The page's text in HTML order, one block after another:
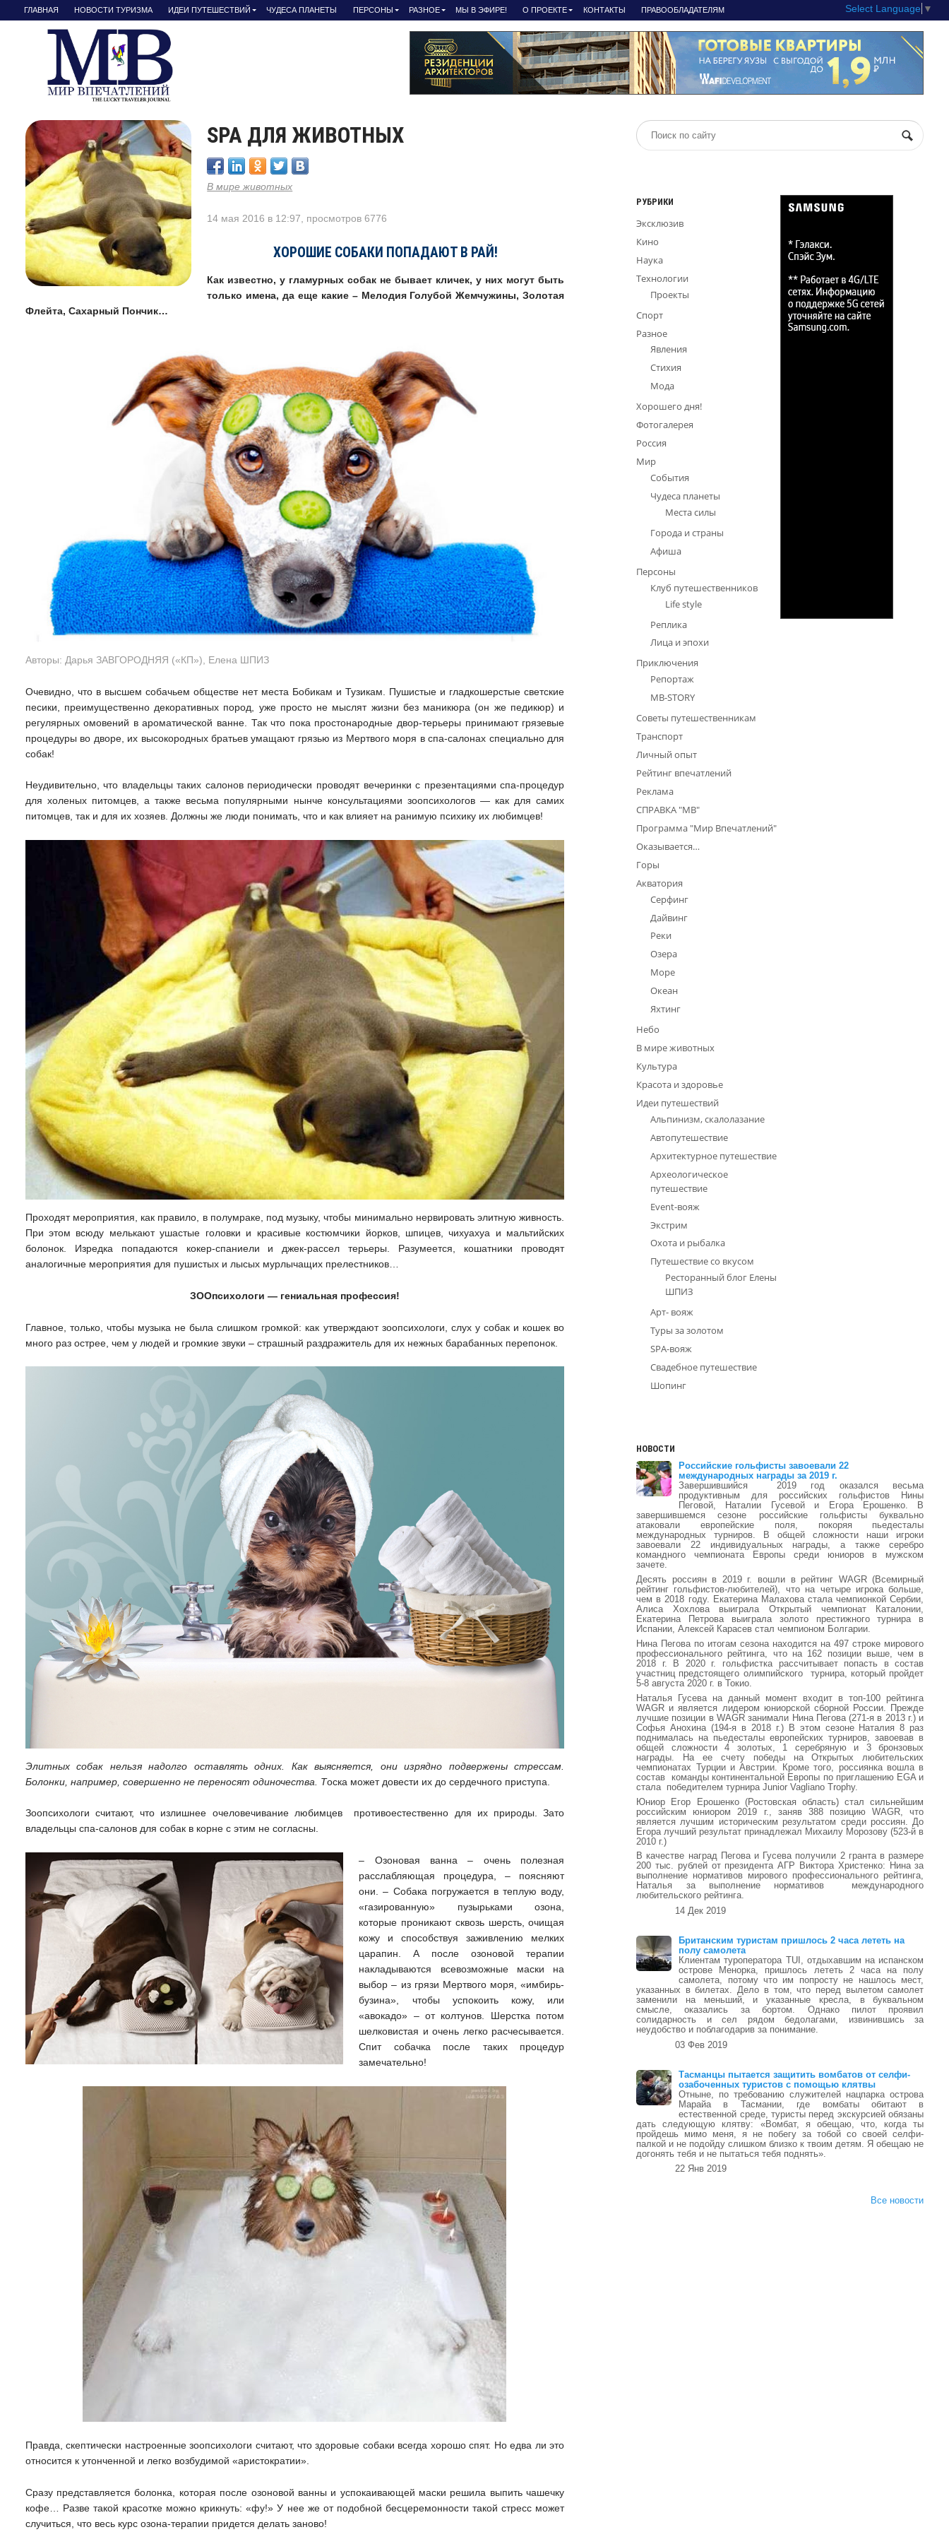
ГЛАВНАЯ НОВОСТИ ТУРИЗМА ИДЕИ ПУТЕШЕСТВИЙ ЧУДЕСА ПЛАНЕТЫ ПЕРСОНЫ РАЗНОЕ МЫ В ЭФИРЕ! О ПРОЕКТЕ КОНТАКТЫ ПРАВООБЛАДАТЕЛЯМ Select Language ▼
SPA ДЛЯ ЖИВОТНЫХ
В мире животных
14 мая 2016 в 12:97, просмотров 6776
ХОРОШИЕ СОБАКИ ПОПАДАЮТ В РАЙ!
Как известно, у гламурных собак не бывает кличек, у них могут быть
только имена, да еще какие – Мелодия Голубой Жемчужины, Золотая
Флейта, Сахарный Пончик…
Авторы: Дарья ЗАВГОРОДНЯЯ («КП»), Елена ШПИЗ
Очевидно, что в высшем собачьем обществе нет места Бобикам и Тузикам. Пушистые и гладкошерстые светские
песики, преимущественно декоративных пород, уже просто не мыслят жизни без маникюра (он же педикюр) и
регулярных омовений в ароматической ванне. Так что пока простонародные двор-терьеры принимают грязевые
процедуры во дворе, их высокородных братьев умащают грязью из Мертвого моря в спа-салонах специально для
собак!
Неудивительно, что владельцы таких салонов периодически проводят вечеринки с презентациями спа-процедур
для холеных питомцев, а также весьма популярными нынче консультациями зоопсихологов — как для самих
питомцев, так и для их хозяев. Должны же люди понимать, что и как влияет на ранимую психику их любимцев!
Проходят мероприятия, как правило, в полумраке, под музыку, чтобы минимально нервировать элитную живность.
При этом всюду мелькают ушастые головки и красивые костюмчики йорков, шпицев, чихуахуа и мальтийских
болонок. Изредка попадаются кокер-спаниели и джек-рассел терьеры. Разумеется, кошатники проводят
аналогичные мероприятия для пушистых и лысых мурлычащих прелестников…
ЗООпсихологи — гениальная профессия!
Главное, только, чтобы музыка не была слишком громкой: как утверждают зоопсихологи, слух у собак и кошек во
много раз острее, чем у людей и громкие звуки – страшный раздражитель для их нежных барабанных перепонок.
Элитных собак нельзя надолго оставлять одних. Как выясняется, они изрядно подвержены стрессам.
Болонки, например, совершенно не переносят одиночества. Тоска может довести их до сердечного приступа.
Зоопсихологи считают, что излишнее очеловечивание любимцев противоестественно для их природы. Зато
владельцы спа-салонов для собак в корне с этим не согласны.
– Озоновая ванна – очень полезная
расслабляющая процедура, – поясняют
они. – Собака погружается в теплую воду,
«газированную» пузырьками озона,
которые проникают сквозь шерсть, очищая
кожу и способствуя заживлению мелких
царапин. А после озоновой терапии
накладываются всевозможные маски на
выбор – из грязи Мертвого моря, «имбирь-
бузина», чтобы успокоить кожу, или
«авокадо» – от колтунов. Шерстка потом
шелковистая и очень легко расчесывается.
Спит собачка после таких процедур
замечательно!
Правда, скептически настроенные зоопсихологи считают, что здоровые собаки всегда хорошо спят. Но едва ли это
относится к утонченной и легко возбудимой «аристократии».
Сразу представляется болонка, которая после озоновой ванны и успокаивающей маски решила выпить чашечку
кофе… Разве такой красотке можно крикнуть: «фу!» У нее же от подобной бесцеремонности такой стресс может
случиться, что весь курс озона-терапии придется делать заново!
РУБРИКИ
Эксклюзив
Кино
Наука
Технологии
Проекты
Спорт
Разное
Явления
Стихия
Мода
Хорошего дня!
Фотогалерея
Россия
Мир
События
Чудеса планеты
Места силы
Города и страны
Афиша
Персоны
Клуб путешественников
Life style
Реплика
Лица и эпохи
Приключения
Репортаж
МВ-STORY
Советы путешественникам
Транспорт
Личный опыт
Рейтинг впечатлений
Реклама
СПРАВКА "МВ"
Программа "Мир Впечатлений"
Оказывается…
Горы
Акватория
Серфинг
Дайвинг
Реки
Озера
Море
Океан
Яхтинг
Небо
В мире животных
Культура
Красота и здоровье
Идеи путешествий
Альпинизм, скалолазание
Автопутешествие
Архитектурное путешествие
Археологическое
путешествие
Event-вояж
Экстрим
Охота и рыбалка
Путешествие со вкусом
Ресторанный блог Елены
ШПИЗ
Арт- вояж
Туры за золотом
SPA-вояж
Свадебное путешествие
Шопинг
НОВОСТИ
Российские гольфисты завоевали 22
международных награды за 2019 г.
Завершившийся 2019 год оказался весьма
продуктивным для российских гольфистов Нины
Пеговой, Наталии Гусевой и Егора Ерошенко. В
завершившемся сезоне российские гольфисты буквально
атаковали европейские поля, покоряя пьедесталы
международных турниров. В общей сложности наши игроки
завоевали 22 индивидуальных награды, а также серебро
командного чемпионата Европы среди юниоров в мужском
зачете.
Десять россиян в 2019 г. вошли в рейтинг WAGR (Всемирный
рейтинг гольфистов-любителей), что на четыре игрока больше,
чем в 2018 году. Екатерина Малахова стала чемпионкой Сербии,
Алиса Хохлова выиграла Открытый чемпионат Каталонии,
Екатерина Петрова выиграла золото престижного турнира в
Испании, Алексей Карасев стал чемпионом Болгарии.
Нина Пегова по итогам сезона находится на 497 строке мирового
профессионального рейтинга, что на 162 позиции выше, чем в
2018 г. В 2020 г. гольфистка рассчитывает попасть в состав
участниц предстоящего олимпийского турнира, который пройдет
5-8 августа 2020 г. в Токио.
Наталья Гусева на данный момент входит в топ-100 рейтинга
WAGR и является лидером юниорской сборной России. Прежде
лучшие позиции в WAGR занимали Нина Пегова (271-я в 2013 г.) и
Софья Анохина (194-я в 2018 г.) В этом сезоне Наталия 8 раз
поднималась на пьедесталы европейских турниров, завоевав в
общей сложности 4 золотых, 1 серебряную и 3 бронзовых
награды. На ее счету победы на Открытых любительских
чемпионатах Турции и Австрии. Кроме того, россиянка вошла в
состав команды континентальной Европы по приглашению EGA и
стала победителем турнира Junior Vagliano Trophy.
Юниор Егор Ерошенко (Ростовская область) стал сильнейшим
российским юниором 2019 г., заняв 388 позицию WAGR, что
является лучшим историческим результатом среди россиян. До
Егора лучший результат принадлежал Михаилу Морозову (523-й в
2010 г.)
В качестве наград Пегова и Гусева получили 2 гранта в размере
200 тыс. рублей от президента АГР Виктора Христенко: Нина за
выполнение нормативов мирового профессионального рейтинга,
Наталья за выполнение нормативов международного
любительского рейтинга.
14 Дек 2019
Британским туристам пришлось 2 часа лететь на
полу самолета
Клиентам туроператора TUI, отдыхавшим на испанском
острове Менорка, пришлось лететь 2 часа на полу
самолета, потому что им попросту не нашлось мест,
указанных в билетах. Дело в том, что перед вылетом самолет
заменили на меньший, и указанные кресла, в буквальном
смысле, оказались за бортом. Однако пилот проявил
солидарность и сел рядом бедолагами, извинившись за
неудобство и поблагодарив за понимание.
03 Фев 2019
Тасманцы пытается защитить вомбатов от селфи-
озабоченных туристов с помощью клятвы
Отныне, по требованию служителей нацпарка острова
Марайа в Тасмании, где вомбаты обитают в
естественной среде, туристы перед экскурсией обязаны
дать следующую клятву: «Вомбат, я обещаю, что, когда ты
пройдешь мимо меня, я не побегу за тобой со своей селфи-
палкой и не подойду слишком близко к твоим детям. Я обещаю не
догонять тебя и не пытаться тебя поднять».
22 Янв 2019
Все новости